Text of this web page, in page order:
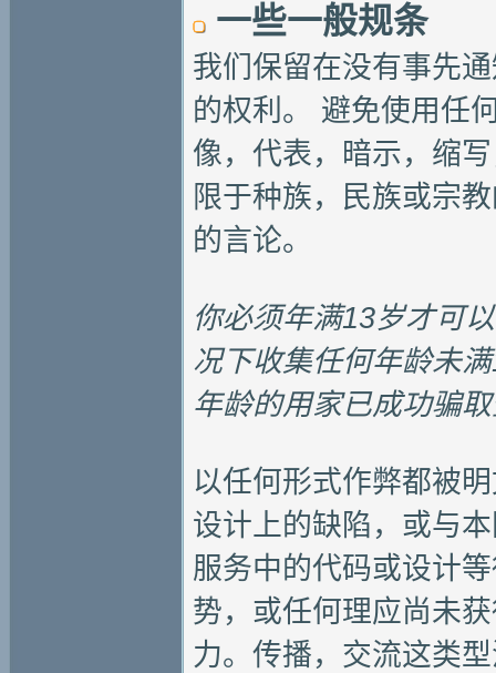
一些一般规条
我们保留在没有事先
的权利。 避免使用任
像，代表，暗示，缩
限于种族，民族或宗
的言论。
你必须年满13岁才可
况下收集任何年龄未
年龄的用家已成功骗
以任何形式作弊都被
设计上的缺陷，或与
服务中的代码或设计
势，或任何理应尚未
力。传播，交流这类